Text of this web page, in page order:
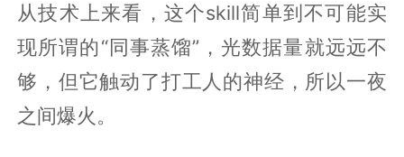
从技术上来看，这个skill简单到不可能实
现所谓的“同事蒸馏”，光数据量就远远不
够，但它触动了打工人的神经，所以一夜
之间爆火。